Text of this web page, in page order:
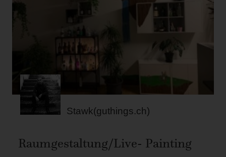
Stawk(guthings.ch)
Raumgestaltung/Live- Painting